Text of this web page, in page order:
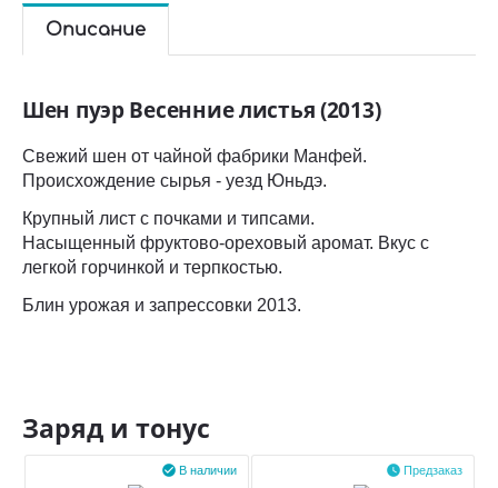
Описание
Шен пуэр Весенние листья (2013)
Свежий шен от чайной фабрики Манфей.
Происхождение сырья - уезд Юньдэ.
Крупный лист с почками и типсами.
Насыщенный фруктово-ореховый аромат. Вкус с
легкой горчинкой и терпкостью.
Блин урожая и запрессовки 2013.
Заряд и тонус
В наличии
 Предзаказ
